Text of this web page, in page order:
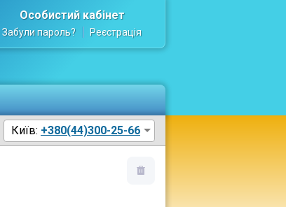
Особистий кабінет
Забули пароль? Реєстрація
Київ: +380(44)300-25-66